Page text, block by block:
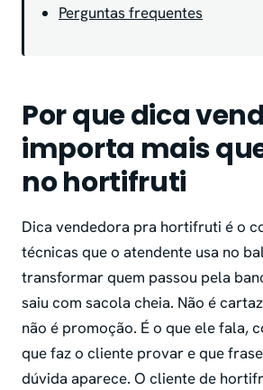
Perguntas frequentes
Por que dica
importa mais
no hortifruti
Dica vendedora pra hortifruti é o
técnicas que o atendente usa no
transformar quem passou pela
saiu com sacola cheia. Não é
não é promoção. É o que ele fala,
que faz o cliente provar e que
dúvida aparece. O cliente de